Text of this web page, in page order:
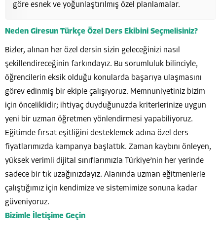
göre esnek ve yoğunlaştırılmış özel planlamalar.
Neden Giresun Türkçe Özel Ders Ekibini Seçmelisiniz?
Bizler, alınan her özel dersin sizin geleceğinizi nasıl
şekillendireceğinin farkındayız. Bu sorumluluk bilinciyle,
öğrencilerin eksik olduğu konularda başarıya ulaşmasını
görev edinmiş bir ekiple çalışıyoruz. Memnuniyetiniz bizim
için önceliklidir; ihtiyaç duyduğunuzda kriterlerinize uygun
yeni bir uzman öğretmen yönlendirmesi yapabiliyoruz.
Eğitimde fırsat eşitliğini desteklemek adına özel ders
fiyatlarımızda kampanya başlattık. Zaman kaybını önleyen,
yüksek verimli dijital sınıflarımızla Türkiye’nin her yerinde
sadece bir tık uzağınızdayız. Alanında uzman eğitmenlerle
çalıştığımız için kendimize ve sistemimize sonuna kadar
güveniyoruz.
Bizimle İletişime Geçin